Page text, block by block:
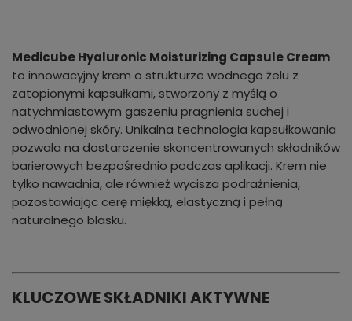
Medicube Hyaluronic Moisturizing Capsule Cream
to innowacyjny krem o strukturze wodnego żelu z
zatopionymi kapsułkami, stworzony z myślą o
natychmiastowym gaszeniu pragnienia suchej i
odwodnionej skóry. Unikalna technologia kapsułkowania
pozwala na dostarczenie skoncentrowanych składników
barierowych bezpośrednio podczas aplikacji. Krem nie
tylko nawadnia, ale również wycisza podrażnienia,
pozostawiając cerę miękką, elastyczną i pełną
naturalnego blasku.
KLUCZOWE SKŁADNIKI AKTYWNE